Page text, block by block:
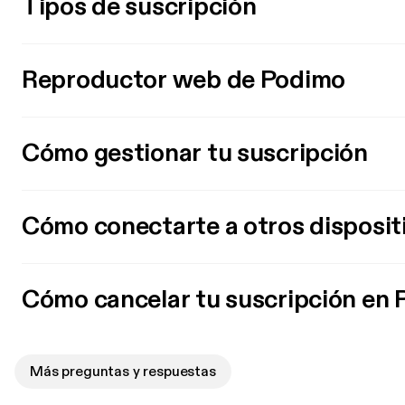
Tipos de suscripción
Reproductor web de Podimo
Cómo gestionar tu suscripción
Cómo conectarte a otros
Cómo cancelar tu suscripción en
Más preguntas y respuestas